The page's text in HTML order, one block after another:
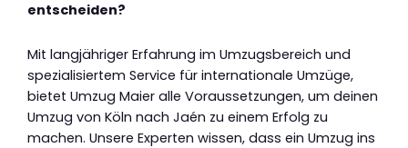
entscheiden?
Mit langjähriger Erfahrung im Umzugsbereich und
spezialisiertem Service für internationale Umzüge,
bietet Umzug Maier alle Voraussetzungen, um deinen
Umzug von Köln nach Jaén zu einem Erfolg zu
machen. Unsere Experten wissen, dass ein Umzug ins